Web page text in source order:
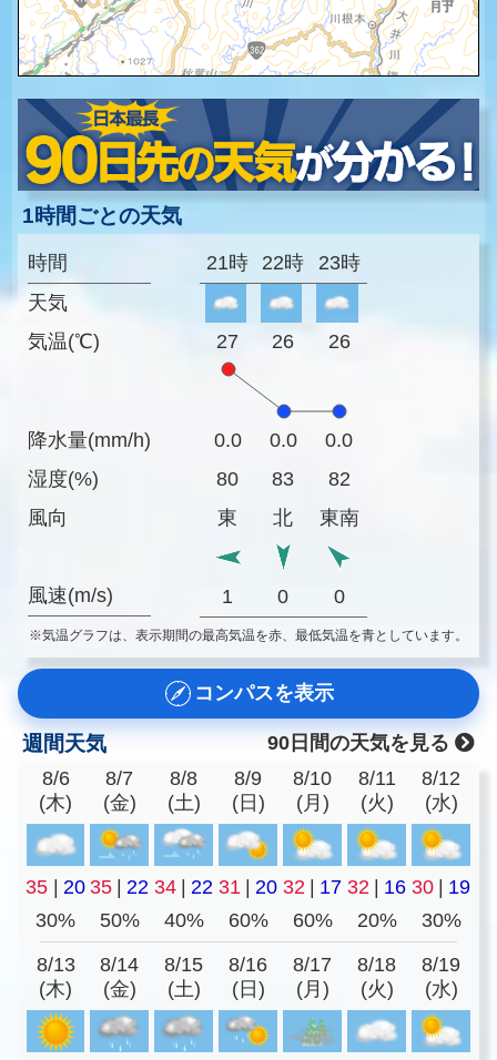
1時間ごとの天気
時間
天気
気温(℃)
降水量(mm/h)
湿度(%)
風向
風速(m/s)
21時 22時 23時
27 26 26
0.0 0.0
0.0
80
83
82
東
北 東南
1 0 0
※気温グラフは、表示期間の最高気温を赤、最低気温を青としています。
コンパスを表示
週間天気
90日間の天気を見る
8/6
(木)
8/7
(金)
8/8
(土)
8/9
(日)
8/10
(月)
8/11
(火)
8/12
(水)
35 | 20 35 | 22 34 | 22 31 | 20 32 | 17 32 | 16 30 | 19
30%
50% 40% 60% 60% 20% 30%
8/13
(木)
8/14
(金)
8/15
(土)
8/16
(日)
8/17
(月)
8/18
(火)
8/19
(水)